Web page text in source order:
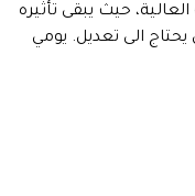
حيث يبقى تأثيره
الى تعديل. يومي